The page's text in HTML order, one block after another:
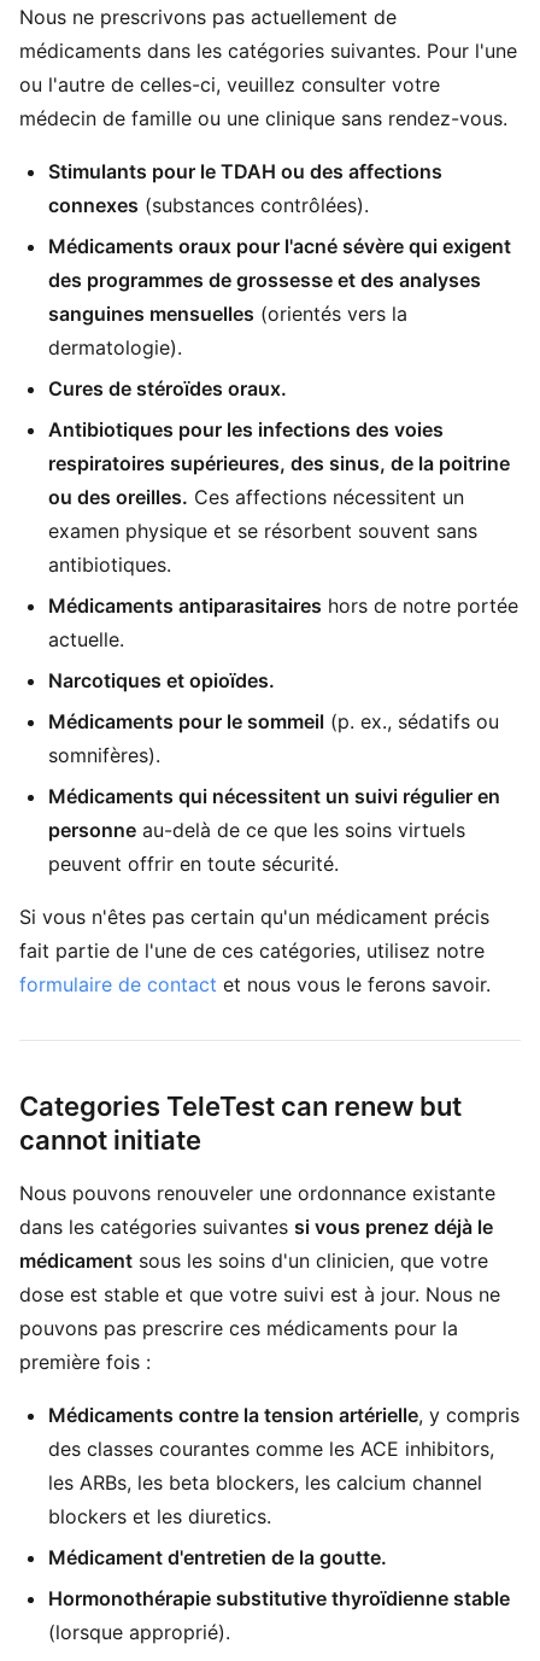
Nous ne prescrivons pas actuellement de
médicaments dans les catégories suivantes. Pour l'une
ou l'autre de celles-ci, veuillez consulter votre
médecin de famille ou une clinique sans rendez-vous.
Stimulants pour le TDAH ou des affections
connexes (substances contrôlées).
Médicaments oraux pour l'acné sévère qui exigent
des programmes de grossesse et des analyses
sanguines mensuelles (orientés vers la
dermatologie).
Cures de stéroïdes oraux.
Antibiotiques pour les infections des voies
respiratoires supérieures, des sinus, de la poitrine
ou des oreilles. Ces affections nécessitent un
examen physique et se résorbent souvent sans
antibiotiques.
Médicaments antiparasitaires hors de notre portée
actuelle.
Narcotiques et opioïdes.
Médicaments pour le sommeil (p. ex., sédatifs ou
somnifères).
Médicaments qui nécessitent un suivi régulier en
personne au-delà de ce que les soins virtuels
peuvent offrir en toute sécurité.
Si vous n'êtes pas certain qu'un médicament précis
fait partie de l'une de ces catégories, utilisez notre
formulaire de contact et nous vous le ferons savoir.
Categories TeleTest can renew but
cannot initiate
Nous pouvons renouveler une ordonnance existante
dans les catégories suivantes si vous prenez déjà le
médicament sous les soins d'un clinicien, que votre
dose est stable et que votre suivi est à jour. Nous ne
pouvons pas prescrire ces médicaments pour la
première fois :
Médicaments contre la tension artérielle, y compris
des classes courantes comme les ACE inhibitors,
les ARBs, les beta blockers, les calcium channel
blockers et les diuretics.
Médicament d'entretien de la goutte.
Hormonothérapie substitutive thyroïdienne stable
(lorsque approprié).